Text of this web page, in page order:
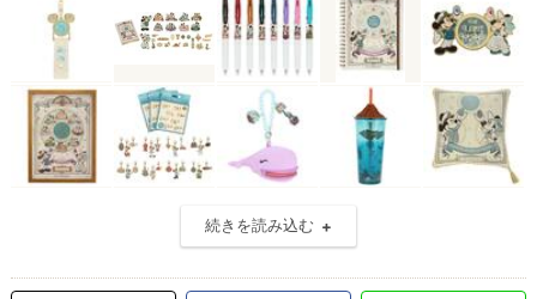
続きを読み込む